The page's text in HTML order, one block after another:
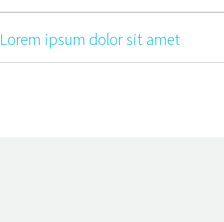
Lorem ipsum dolor sit amet